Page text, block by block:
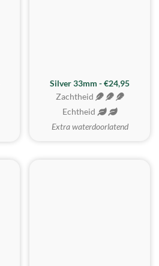
Silver 33mm - €24,95
Zachtheid
Echtheid
Extra waterdoorlatend